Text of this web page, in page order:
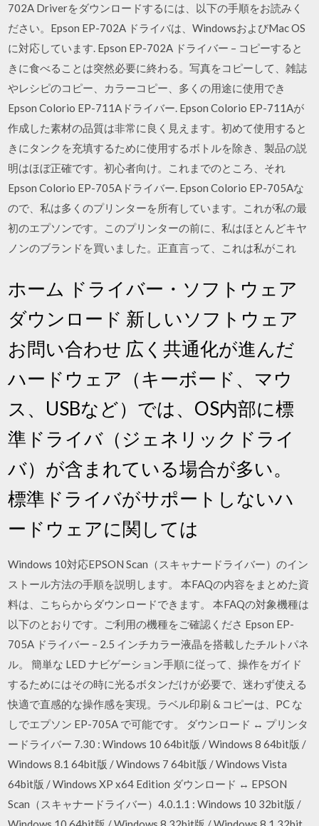
702A Driverをダウンロードするには、以下の手順をお読みく
ださい。Epson EP-702A ドライバは、WindowsおよびMac OS
に対応しています. Epson EP-702A ドライバー – コピーすると
きに食べることは突然必要に終わる。写真をコピーして、雑誌
やレシピのコピー、カラーコピー、多くの用途に使用でき
Epson Colorio EP-711Aドライバー. Epson Colorio EP-711Aが
作成した素材の品質は非常に良く見えます。初めて使用すると
きにタンクを充填するために使用するボトルを除き、製品の説
明はほぼ正確です。初心者向け。これまでのところ、それ
Epson Colorio EP-705Aドライバー. Epson Colorio EP-705Aな
ので、私は多くのプリンターを所有しています。これが私の最
初のエプソンです。このプリンターの前に、私はほとんどキヤ
ノンのブランドを買いました。正直言って、これは私がこれ
ホーム ドライバー・ソフトウェア
ダウンロード 新しいソフトウェア
お問い合わせ 広く共通化が進んだ
ハードウェア（キーボード、マウ
ス、USBなど）では、OS内部に標
準ドライバ（ジェネリックドライ
バ）が含まれている場合が多い。
標準ドライバがサポートしないハ
ードウェアに関しては
Windows 10対応EPSON Scan（スキャナードライバー）のイン
ストール方法の手順を説明します。 本FAQの内容をまとめた資
料は、こちらからダウンロードできます。 本FAQの対象機種は
以下のとおりです。ご利用の機種をご確認くださ Epson EP-
705A ドライバー – 2.5 インチカラー液晶を搭載したチルトパネ
ル。 簡単な LED ナビゲーション手順に従って、操作をガイド
するためにはその時に光るボタンだけが必要で、迷わず使える
快適で直感的な操作感を実現。ラベル印刷 & コピーは、PC な
しでエプソン EP-705A で可能です。 ダウンロード ↔ プリンタ
ードライバー 7.30 : Windows 10 64bit版 / Windows 8 64bit版 /
Windows 8.1 64bit版 / Windows 7 64bit版 / Windows Vista
64bit版 / Windows XP x64 Edition ダウンロード ↔ EPSON
Scan（スキャナードライバー）4.0.1.1 : Windows 10 32bit版 /